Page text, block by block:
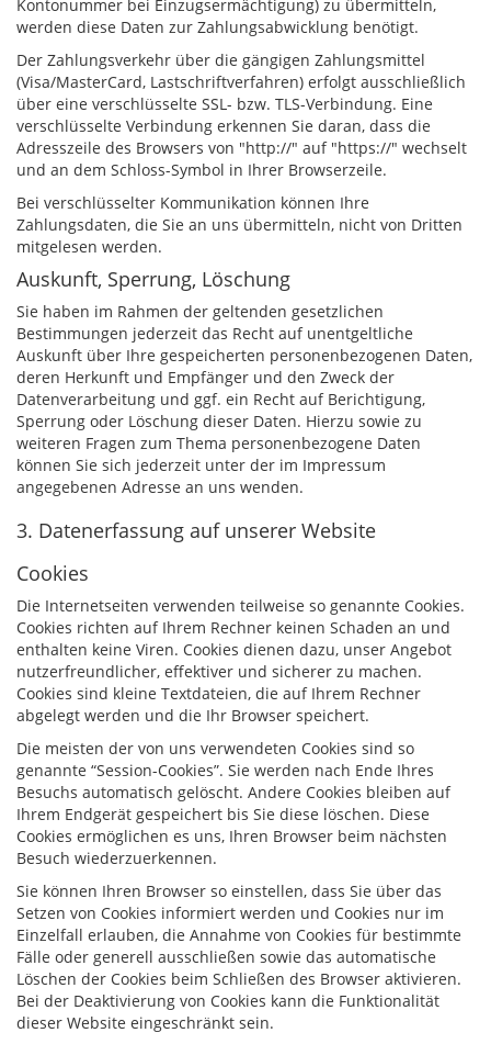
Kontonummer bei Einzugsermächtigung) zu übermitteln,
werden diese Daten zur Zahlungsabwicklung benötigt.
Der Zahlungsverkehr über die gängigen Zahlungsmittel
(Visa/MasterCard, Lastschriftverfahren) erfolgt ausschließlich
über eine verschlüsselte SSL- bzw. TLS-Verbindung. Eine
verschlüsselte Verbindung erkennen Sie daran, dass die
Adresszeile des Browsers von "http://" auf "https://" wechselt
und an dem Schloss-Symbol in Ihrer Browserzeile.
Bei verschlüsselter Kommunikation können Ihre
Zahlungsdaten, die Sie an uns übermitteln, nicht von Dritten
mitgelesen werden.
Auskunft, Sperrung, Löschung
Sie haben im Rahmen der geltenden gesetzlichen
Bestimmungen jederzeit das Recht auf unentgeltliche
Auskunft über Ihre gespeicherten personenbezogenen Daten,
deren Herkunft und Empfänger und den Zweck der
Datenverarbeitung und ggf. ein Recht auf Berichtigung,
Sperrung oder Löschung dieser Daten. Hierzu sowie zu
weiteren Fragen zum Thema personenbezogene Daten
können Sie sich jederzeit unter der im Impressum
angegebenen Adresse an uns wenden.
3. Datenerfassung auf unserer Website
Cookies
Die Internetseiten verwenden teilweise so genannte Cookies.
Cookies richten auf Ihrem Rechner keinen Schaden an und
enthalten keine Viren. Cookies dienen dazu, unser Angebot
nutzerfreundlicher, effektiver und sicherer zu machen.
Cookies sind kleine Textdateien, die auf Ihrem Rechner
abgelegt werden und die Ihr Browser speichert.
Die meisten der von uns verwendeten Cookies sind so
genannte “Session-Cookies”. Sie werden nach Ende Ihres
Besuchs automatisch gelöscht. Andere Cookies bleiben auf
Ihrem Endgerät gespeichert bis Sie diese löschen. Diese
Cookies ermöglichen es uns, Ihren Browser beim nächsten
Besuch wiederzuerkennen.
Sie können Ihren Browser so einstellen, dass Sie über das
Setzen von Cookies informiert werden und Cookies nur im
Einzelfall erlauben, die Annahme von Cookies für bestimmte
Fälle oder generell ausschließen sowie das automatische
Löschen der Cookies beim Schließen des Browser aktivieren.
Bei der Deaktivierung von Cookies kann die Funktionalität
dieser Website eingeschränkt sein.